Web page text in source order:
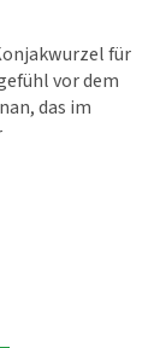
für
vor dem
das im